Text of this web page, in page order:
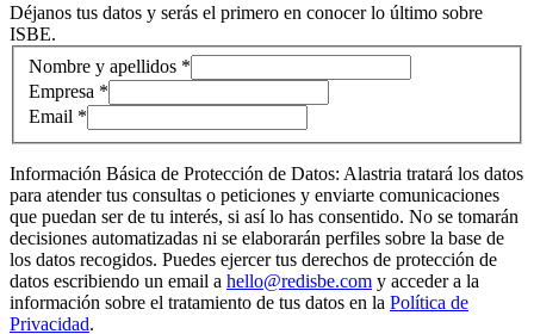
Déjanos tus datos y serás el primero en conocer lo último sobre
ISBE.
Información de contacto
Nombre y apellidos *
Empresa *
Email *
Información Básica de Protección de Datos: Alastria tratará los datos
para atender tus consultas o peticiones y enviarte comunicaciones
que puedan ser de tu interés, si así lo has consentido. No se tomarán
decisiones automatizadas ni se elaborarán perfiles sobre la base de
los datos recogidos. Puedes ejercer tus derechos de protección de
datos escribiendo un email a hello@redisbe.com y acceder a la
información sobre el tratamiento de tus datos en la Política de
Privacidad.